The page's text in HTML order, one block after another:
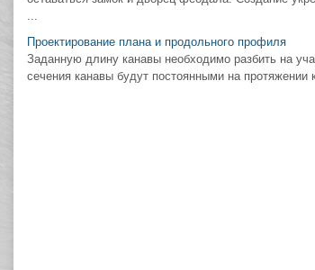
...
Проектирование плана и продольного профиля
Заданную длину канавы необходимо разбить на
сечения канавы будут постоянными на протяжении